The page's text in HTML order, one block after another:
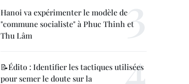
Hanoi va expérimenter le modèle de
"commune socialiste" à Phuc Thinh et
Thu Lâm
📝Édito : Identifier les tactiques utilisées
pour semer le doute sur la